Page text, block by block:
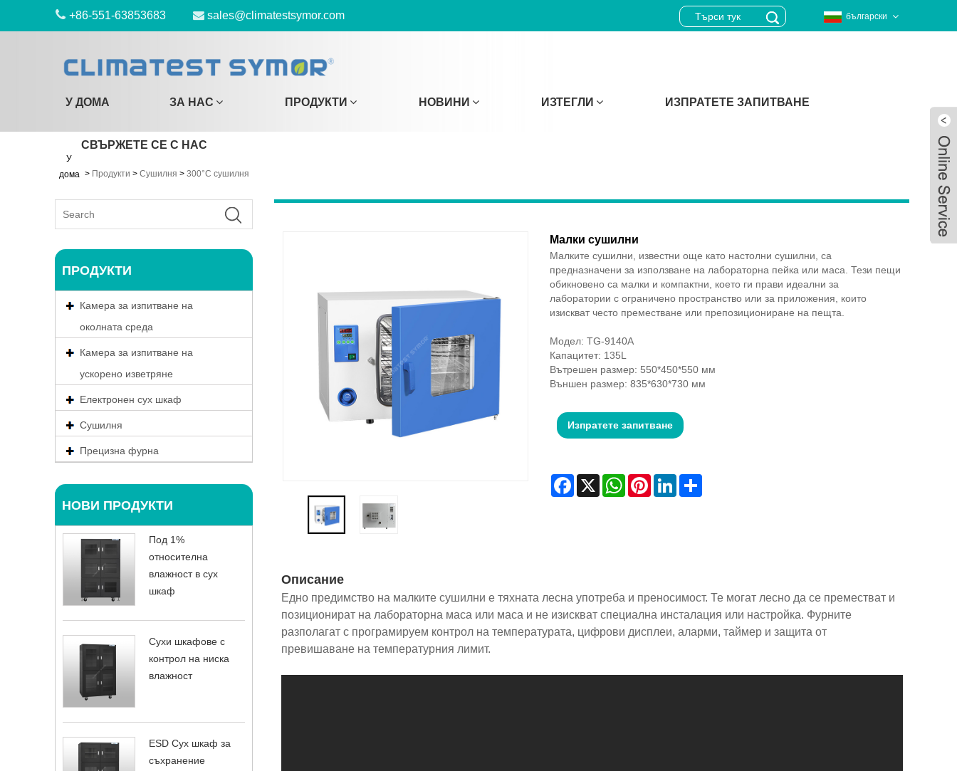
+86-551-63853683 sales@climatestsymor.com български
У ДОМА ЗА НАС ПРОДУКТИ НОВИНИ ИЗТЕГЛИ ИЗПРАТЕТЕ ЗАПИТВАНЕ
СВЪРЖЕТЕ СЕ С НАС
У
дома > Продукти > Сушилня > 300°C сушилня
ПРОДУКТИ
Камера за изпитване на
околната среда
Камера за изпитване на
ускорено изветряне
Електронен сух шкаф
Сушилня
Прецизна фурна
НОВИ ПРОДУКТИ
Под 1%
относителна
влажност в сух
шкаф
Сухи шкафове с
контрол на ниска
влажност
ESD Сух шкаф за
съхранение
Малки сушилни
Малките сушилни, известни още като настолни сушилни, са
предназначени за използване на лабораторна пейка или маса. Тези пещи
обикновено са малки и компактни, което ги прави идеални за
лаборатории с ограничено пространство или за приложения, които
изискват често преместване или препозициониране на пещта.
Модел: TG-9140A
Капацитет: 135L
Вътрешен размер: 550*450*550 мм
Външен размер: 835*630*730 мм
Изпратете запитване
Facebook
X WhatsAppPinterestLinkedInShare
Описание
Едно предимство на малките сушилни е тяхната лесна употреба и преносимост. Те могат лесно да се преместват и
позиционират на лабораторна маса или маса и не изискват специална инсталация или настройка. Фурните
разполагат с програмируем контрол на температурата, цифрови дисплеи, аларми, таймер и защита от
превишаване на температурния лимит.